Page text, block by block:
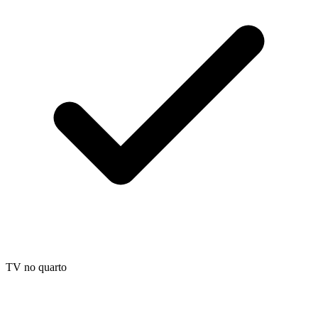
TV no quarto